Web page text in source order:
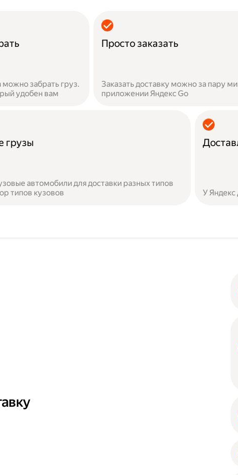
можно забрать груз.
удобен вам
Просто заказать
Заказать доставку можно за пару
приложении Яндекс Go
грузы
автомобили для доставки разных типов
типов кузовов
У Яндекс